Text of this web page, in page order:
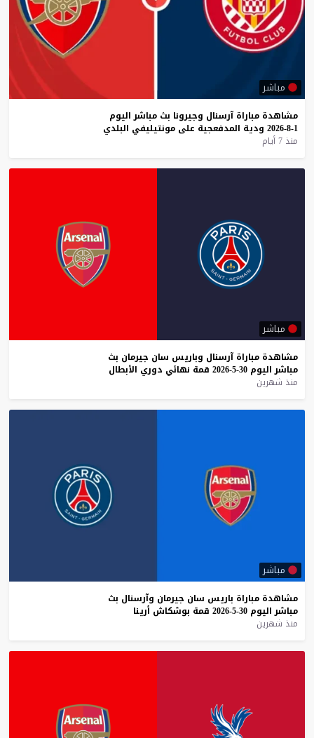
مباشر
مشاهدة مباراة آرسنال وجيرونا بث مباشر اليوم
1-8-2026
ودية المدفعجية على مونتيليفي البلدي
منذ 7 أيام
مباشر
مشاهدة مباراة آرسنال وباريس سان جيرمان بث
مباشر اليوم 30-5-2026 قمة نهائي دوري الأبطال
منذ شهرين
مباشر
مشاهدة مباراة باريس سان جيرمان وآرسنال بث
مباشر اليوم 30-5-2026 قمة بوشكاش أرينا
منذ شهرين